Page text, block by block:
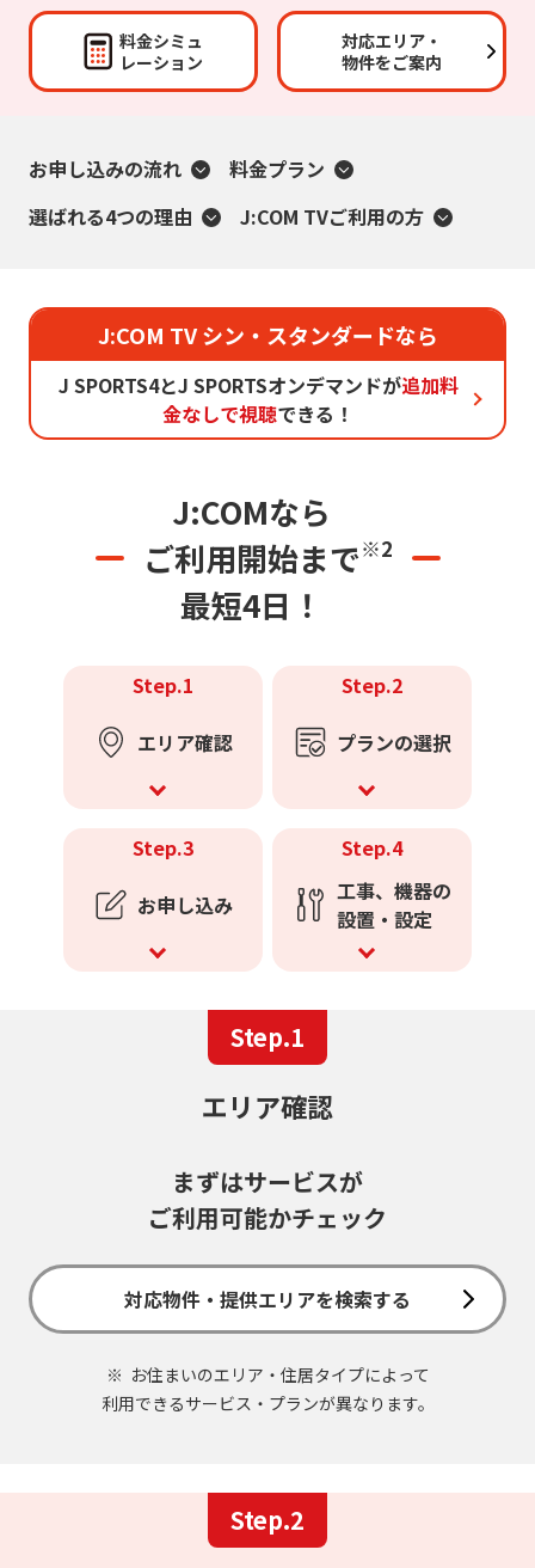
料金シミュ
レーション
対応エリア・
物件をご案内
お申し込みの流れ
料金プラン
選ばれる4つの理由
J:COM TVご利用の方
J:COM TV シン・スタンダードなら
J SPORTS4とJ SPORTSオンデマンドが追加料
金なしで視聴できる！
J:COMなら
ご利用開始まで
最短4日！
※2
Step.1
エリア確認
Step.2
プランの選択
Step.3
お申し込み
Step.4
工事、機器の
設置・設定
Step.1
エリア確認
まずはサービスが
ご利用可能かチェック
対応物件・提供エリアを検索する
お住まいのエリア・住居タイプによって
利用できるサービス・プランが異なります。
Step.2